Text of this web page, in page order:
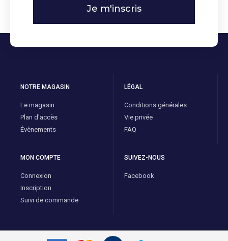
Je m'inscris
NOTRE MAGASIN
Le magasin
Plan d'accès
Évènements
LÉGAL
Conditions générales
Vie privée
FAQ
MON COMPTE
Connexion
Inscription
Suivi de commande
SUIVEZ-NOUS
Facebook